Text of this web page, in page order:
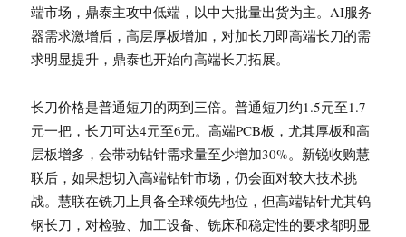
端市场，鼎泰主攻中低端，以中大批量出货为主。AI服务
器需求激增后，高层厚板增加，对加长刀即高端长刀的需
求明显提升，鼎泰也开始向高端长刀拓展。
长刀价格是普通短刀的两到三倍。普通短刀约1.5元至1.7
元一把，长刀可达4元至6元。高端PCB板，尤其厚板和高
层板增多，会带动钻针需求量至少增加30%。新锐收购慧
联后，如果想切入高端钻针市场，仍会面对较大技术挑
战。慧联在铣刀上具备全球领先地位，但高端钻针尤其钨
钢长刀，对检验、加工设备、铣床和稳定性的要求都明显